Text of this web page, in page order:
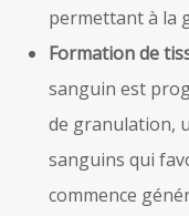
permettant à la
Formation de
sanguin est
de granulation,
sanguins qui
commence